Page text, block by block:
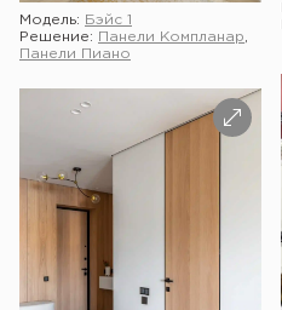
Модель:
Бэйс 1
Решение:
Панели Компланар
Панели Пиано